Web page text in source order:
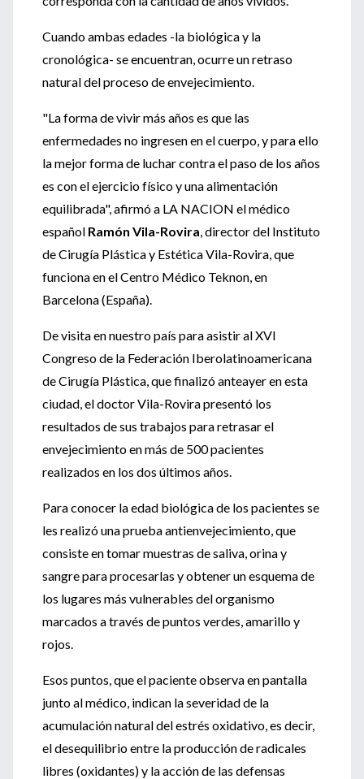
Cuando ambas edades -la biológica y la
cronológica- se encuentran, ocurre un retraso
natural del proceso de envejecimiento.
"La forma de vivir más años es que las
enfermedades no ingresen en el cuerpo, y para ello
la mejor forma de luchar contra el paso de los años
es con el ejercicio físico y una alimentación
equilibrada", afirmó a LA NACION el médico
español Ramón Vila-Rovira, director del Instituto
de Cirugía Plástica y Estética Vila-Rovira, que
funciona en el Centro Médico Teknon, en
Barcelona (España).
De visita en nuestro país para asistir al XVI
Congreso de la Federación Iberolatinoamericana
de Cirugía Plástica, que finalizó anteayer en esta
ciudad, el doctor Vila-Rovira presentó los
resultados de sus trabajos para retrasar el
envejecimiento en más de 500 pacientes
realizados en los dos últimos años.
Para conocer la edad biológica de los pacientes se
les realizó una prueba antienvejecimiento, que
consiste en tomar muestras de saliva, orina y
sangre para procesarlas y obtener un esquema de
los lugares más vulnerables del organismo
marcados a través de puntos verdes, amarillo y
rojos.
Esos puntos, que el paciente observa en pantalla
junto al médico, indican la severidad de la
acumulación natural del estrés oxidativo, es decir,
el desequilibrio entre la producción de radicales
libres (oxidantes) y la acción de las defensas